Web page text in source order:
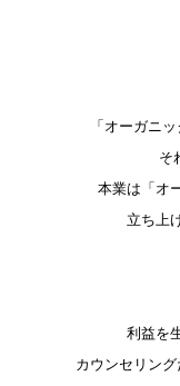
「オーガニ
そ
本業は「オ
立ち上
利益を
カウンセリング